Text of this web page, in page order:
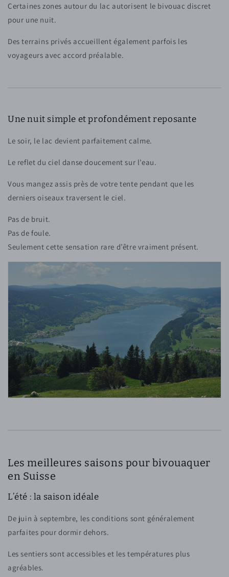
Certaines zones autour du lac autorisent le bivouac discret
pour une nuit.
Des terrains privés accueillent également parfois les
voyageurs avec accord préalable.
Une nuit simple et profondément reposante
Le soir, le lac devient parfaitement calme.
Le reflet du ciel danse doucement sur l’eau.
Vous mangez assis près de votre tente pendant que les
derniers oiseaux traversent le ciel.
Pas de bruit.
Pas de foule.
Seulement cette sensation rare d’être vraiment présent.
Les meilleures saisons pour bivouaquer
en Suisse
L’été : la saison idéale
De juin à septembre, les conditions sont généralement
parfaites pour dormir dehors.
Les sentiers sont accessibles et les températures plus
agréables.